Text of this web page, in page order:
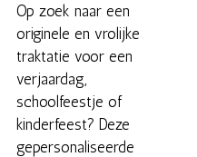
Op zoek naar een
originele en vrolijke
traktatie voor een
verjaardag,
schoolfeestje of
kinderfeest? Deze
gepersonaliseerde